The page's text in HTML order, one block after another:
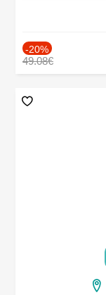
-20%
49.08€